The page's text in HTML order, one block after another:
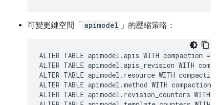
可變更鍵空間「 apimodel 」的壓縮策略：
ALTER TABLE apimodel.apis WITH
ALTER TABLE apimodel.apis_revision WITH
ALTER TABLE apimodel.resource WITH
ALTER TABLE apimodel.method WITH
ALTER TABLE apimodel.revision_counters